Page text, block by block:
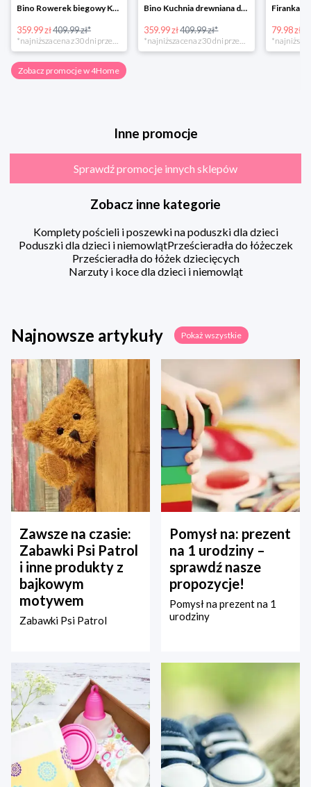
Bino Rowerek biegowy Krecik
359.99 zł409.99 zł*
Bino Kuchnia drewniana dla dzieci Provence
359.99 zł409.99 zł* 79.98 zł
Zobacz promocje w 4Home
Inne promocje
Sprawdź promocje innych sklepów
Zobacz inne kategorie
Komplety pościeli i poszewki na poduszki dla dzieci
Poduszki dla dzieci i niemowlątPrześcieradła do łóżeczek
Prześcieradła do łóżek dziecięcych
Narzuty i koce dla dzieci i niemowląt
Najnowsze artykuły Pokaż wszystkie
Zawsze na czasie:
Zabawki Psi Patrol
i inne produkty z
bajkowym
motywem
Zabawki Psi Patrol
Pomysł na: prezent
na 1 urodziny –
sprawdź nasze
propozycje!
Pomysł na prezent na 1
urodziny